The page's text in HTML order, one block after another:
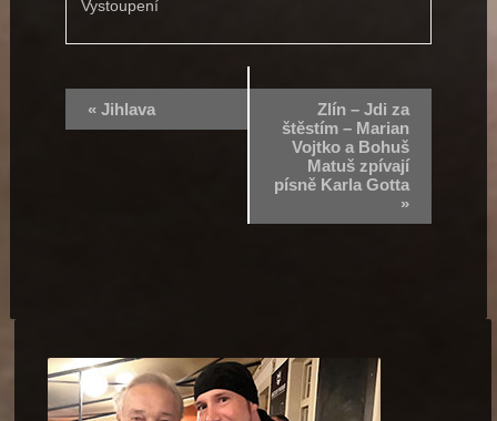
Vystoupení
«Jihlava
Zlín – Jdi za
štěstím – Marian
Vojtko a Bohuš
Matuš zpívají
písně Karla Gotta
»